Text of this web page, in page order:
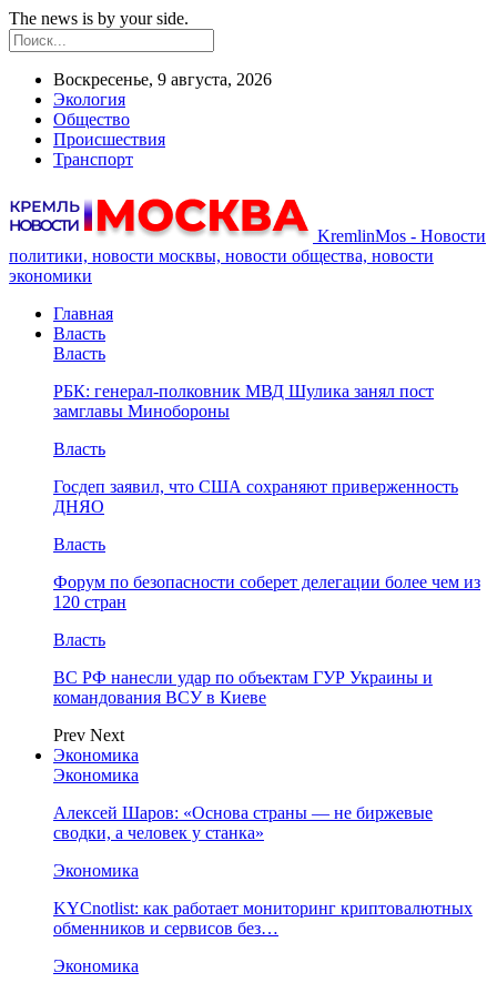
The news is by your side.
Воскресенье, 9 августа, 2026
Экология
Общество
Происшествия
Транспорт
KremlinMos - Новости
политики, новости москвы, новости общества, новости
экономики
Главная
Власть
Власть
РБК: генерал-полковник МВД Шулика занял пост
замглавы Минобороны
Власть
Госдеп заявил, что США сохраняют приверженность
ДНЯО
Власть
Форум по безопасности соберет делегации более чем из
120 стран
Власть
ВС РФ нанесли удар по объектам ГУР Украины и
командования ВСУ в Киеве
Prev Next
Экономика
Экономика
Алексей Шаров: «Основа страны — не биржевые
сводки, а человек у станка»
Экономика
KYCnotlist: как работает мониторинг криптовалютных
обменников и сервисов без…
Экономика